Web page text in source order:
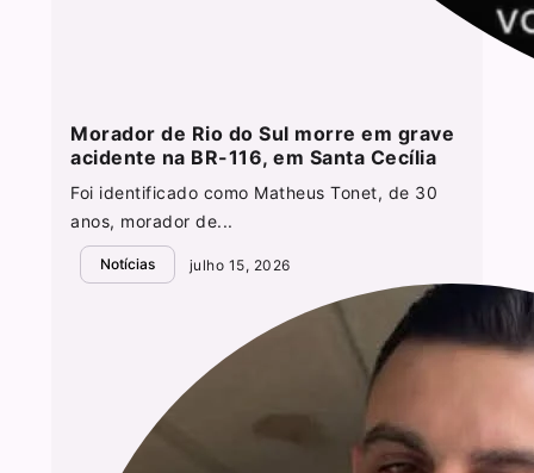
Morador de Rio do Sul morre em grave
acidente na BR-116, em Santa Cecília
Foi identificado como Matheus Tonet, de 30
anos, morador de...
Notícias julho 15, 2026